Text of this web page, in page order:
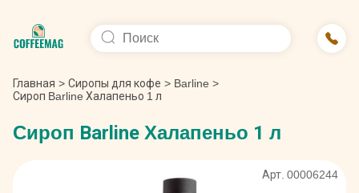
Главная > Сиропы для кофе > Barline >
Сироп Barline Халапеньо 1 л
Сироп Barline Халапеньо 1 л
Арт. 00006244